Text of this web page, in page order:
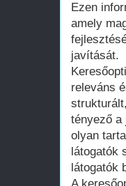
Ezen
amely
javítását.
releváns
tényező a
olyan
látogatók
látogatók